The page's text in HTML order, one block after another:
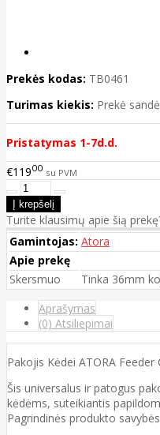
Prekės kodas: TB0461
Turimas kiekis: Prekė
Pristatymas 1-7d.d.
€11900 su PVM
Turite klausimų apie šią
Gamintojas: Atora
Apie prekę
Skersmuo
Tinka 36mm
Aprašymas
(0) Atsiliepimai
Pakojis Kėdei ATORA
Šis universalus ir patogus
kėdėms, suteikiantis
Pagrindinės produkto